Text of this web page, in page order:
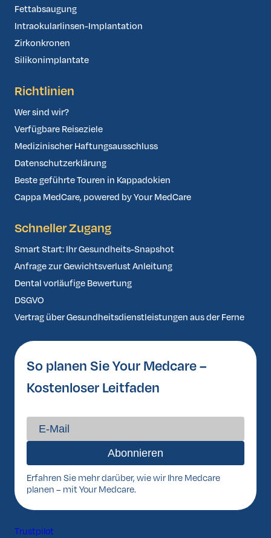
Fettabsaugung
Intraokularlinsen-Implantation
Zirkonkronen
Silikonimplantate
Richtlinien
Wer sind wir?
Verfügbare Reiseziele
Medizinischer Haftungsausschluss
Datenschutzerklärung
Beste geführte Touren in Kappadokien
Cappa MedCare, powered by Your MedCare
Schneller Zugang
Smart Start: Ihr Gesundheits-Snapshot
Anfrage zur Gewichtsverlust Anleitung
Dental vorläufige Bewertung
DSGVO
Vertrag über Gesundheitsdienstleistungen aus der Ferne
So planen Sie Your Medcare –
Kostenloser Leitfaden
Erfahren Sie mehr darüber, wie wir Ihre Medcare
planen – mit Your Medcare.
Trustpilot